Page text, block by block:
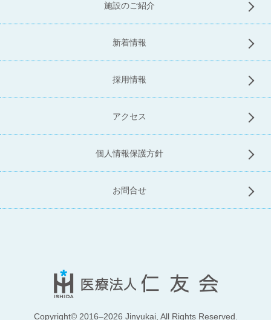
施設のご紹介
新着情報
採用情報
アクセス
個人情報保護方針
お問合せ
Copyright© 2016–2026 Jinyukai, All Rights Reserved.